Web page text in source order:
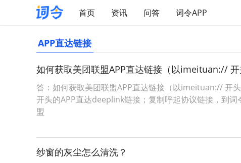
首页 资讯 问答 词令APP
APP直达链接
如何获取美团联盟APP直达链接（以imeituan:// 开
答：如何获取美团联盟APP直达链接（以imeituan:// 开
开头的APP直达deeplink链接；复制呼起协议链接，到
盟
纱窗的灰尘怎么清洗？